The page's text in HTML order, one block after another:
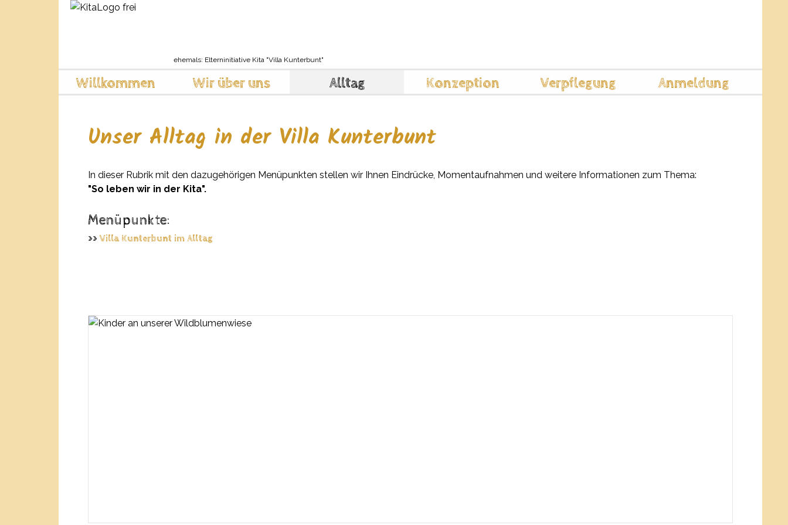
ehemals: Elterninitiative Kita "Villa Kunterbunt"
Willkommen Wir über uns Alltag Konzeption Verpflegung Anmeldung
Unser Alltag in der Villa Kunterbunt
In dieser Rubrik mit den dazugehörigen Menüpunkten stellen wir Ihnen Eindrücke, Momentaufnahmen und weitere Informationen zum Thema:
"So leben wir in der Kita".
Menüpunkte:
>>Villa Kunterbunt im Alltag